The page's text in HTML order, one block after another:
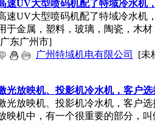
速UV大型喷码机配了特域冷水机
速UV大型喷码机配了特域冷水机
于金属，塑料，玻璃，陶瓷，木
东广州市]
广州特域机电有限公司
[未
光放映机、投影机冷水机，客户
光放映机、投影机冷水机，客户
映机中，有一个很重要的部分，叫